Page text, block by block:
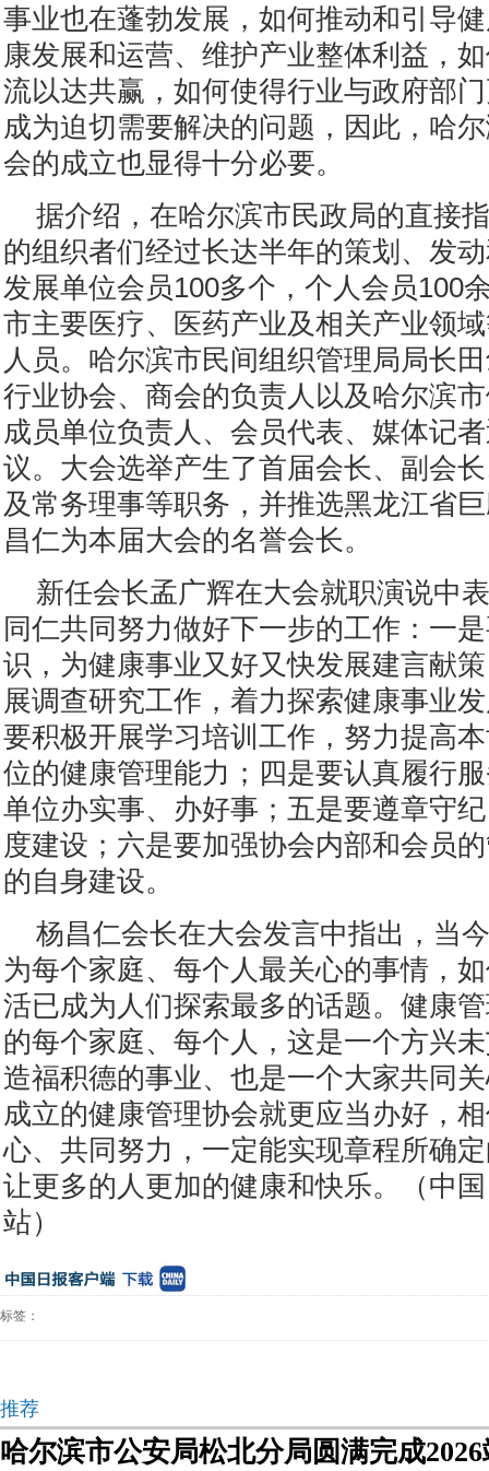
事业也在蓬勃发展，如何推动和引导
康发展和运营、维护产业整体利益，
流以达共赢，如何使得行业与政府部
成为迫切需要解决的问题，因此，哈
会的成立也显得十分必要。
据介绍，在哈尔滨市民政局的直接
的组织者们经过长达半年的策划、发
发展单位会员100多个，个人会员100
市主要医疗、医药产业及相关产业领
人员。哈尔滨市民间组织管理局局长
行业协会、商会的负责人以及哈尔滨
成员单位负责人、会员代表、媒体记
议。大会选举产生了首届会长、副会
及常务理事等职务，并推选黑龙江省
昌仁为本届大会的名誉会长。
新任会长孟广辉在大会就职演说中
同仁共同努力做好下一步的工作：一
识，为健康事业又好又快发展建言献
展调查研究工作，着力探索健康事业
要积极开展学习培训工作，努力提高
位的健康管理能力；四是要认真履行
单位办实事、办好事；五是要遵章守
度建设；六是要加强协会内部和会员
的自身建设。
杨昌仁会长在大会发言中指出，当
为每个家庭、每个人最关心的事情，
活已成为人们探索最多的话题。健康
的每个家庭、每个人，这是一个方兴
造福积德的事业、也是一个大家共同
成立的健康管理协会就更应当办好，
心、共同努力，一定能实现章程所确
让更多的人更加的健康和快乐。（中
站）
标签：
推荐
哈尔滨市公安局松北分局圆满完成